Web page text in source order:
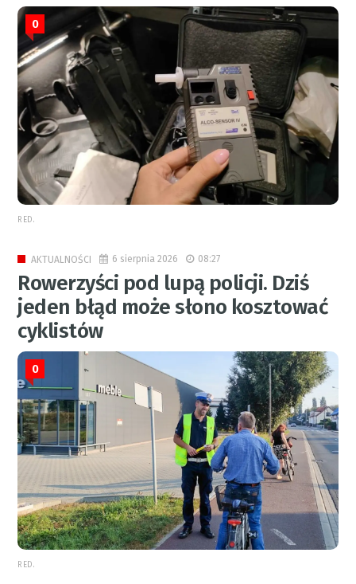
0
RED.
AKTUALNOŚCI 6 sierpnia 2026 08:27
Rowerzyści pod lupą policji. Dziś
jeden błąd może słono kosztować
cyklistów
0
RED.